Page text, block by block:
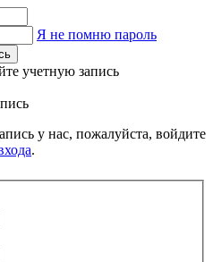
Я не помню пароль
учетную запись
у нас, пожалуйста, войдите
.